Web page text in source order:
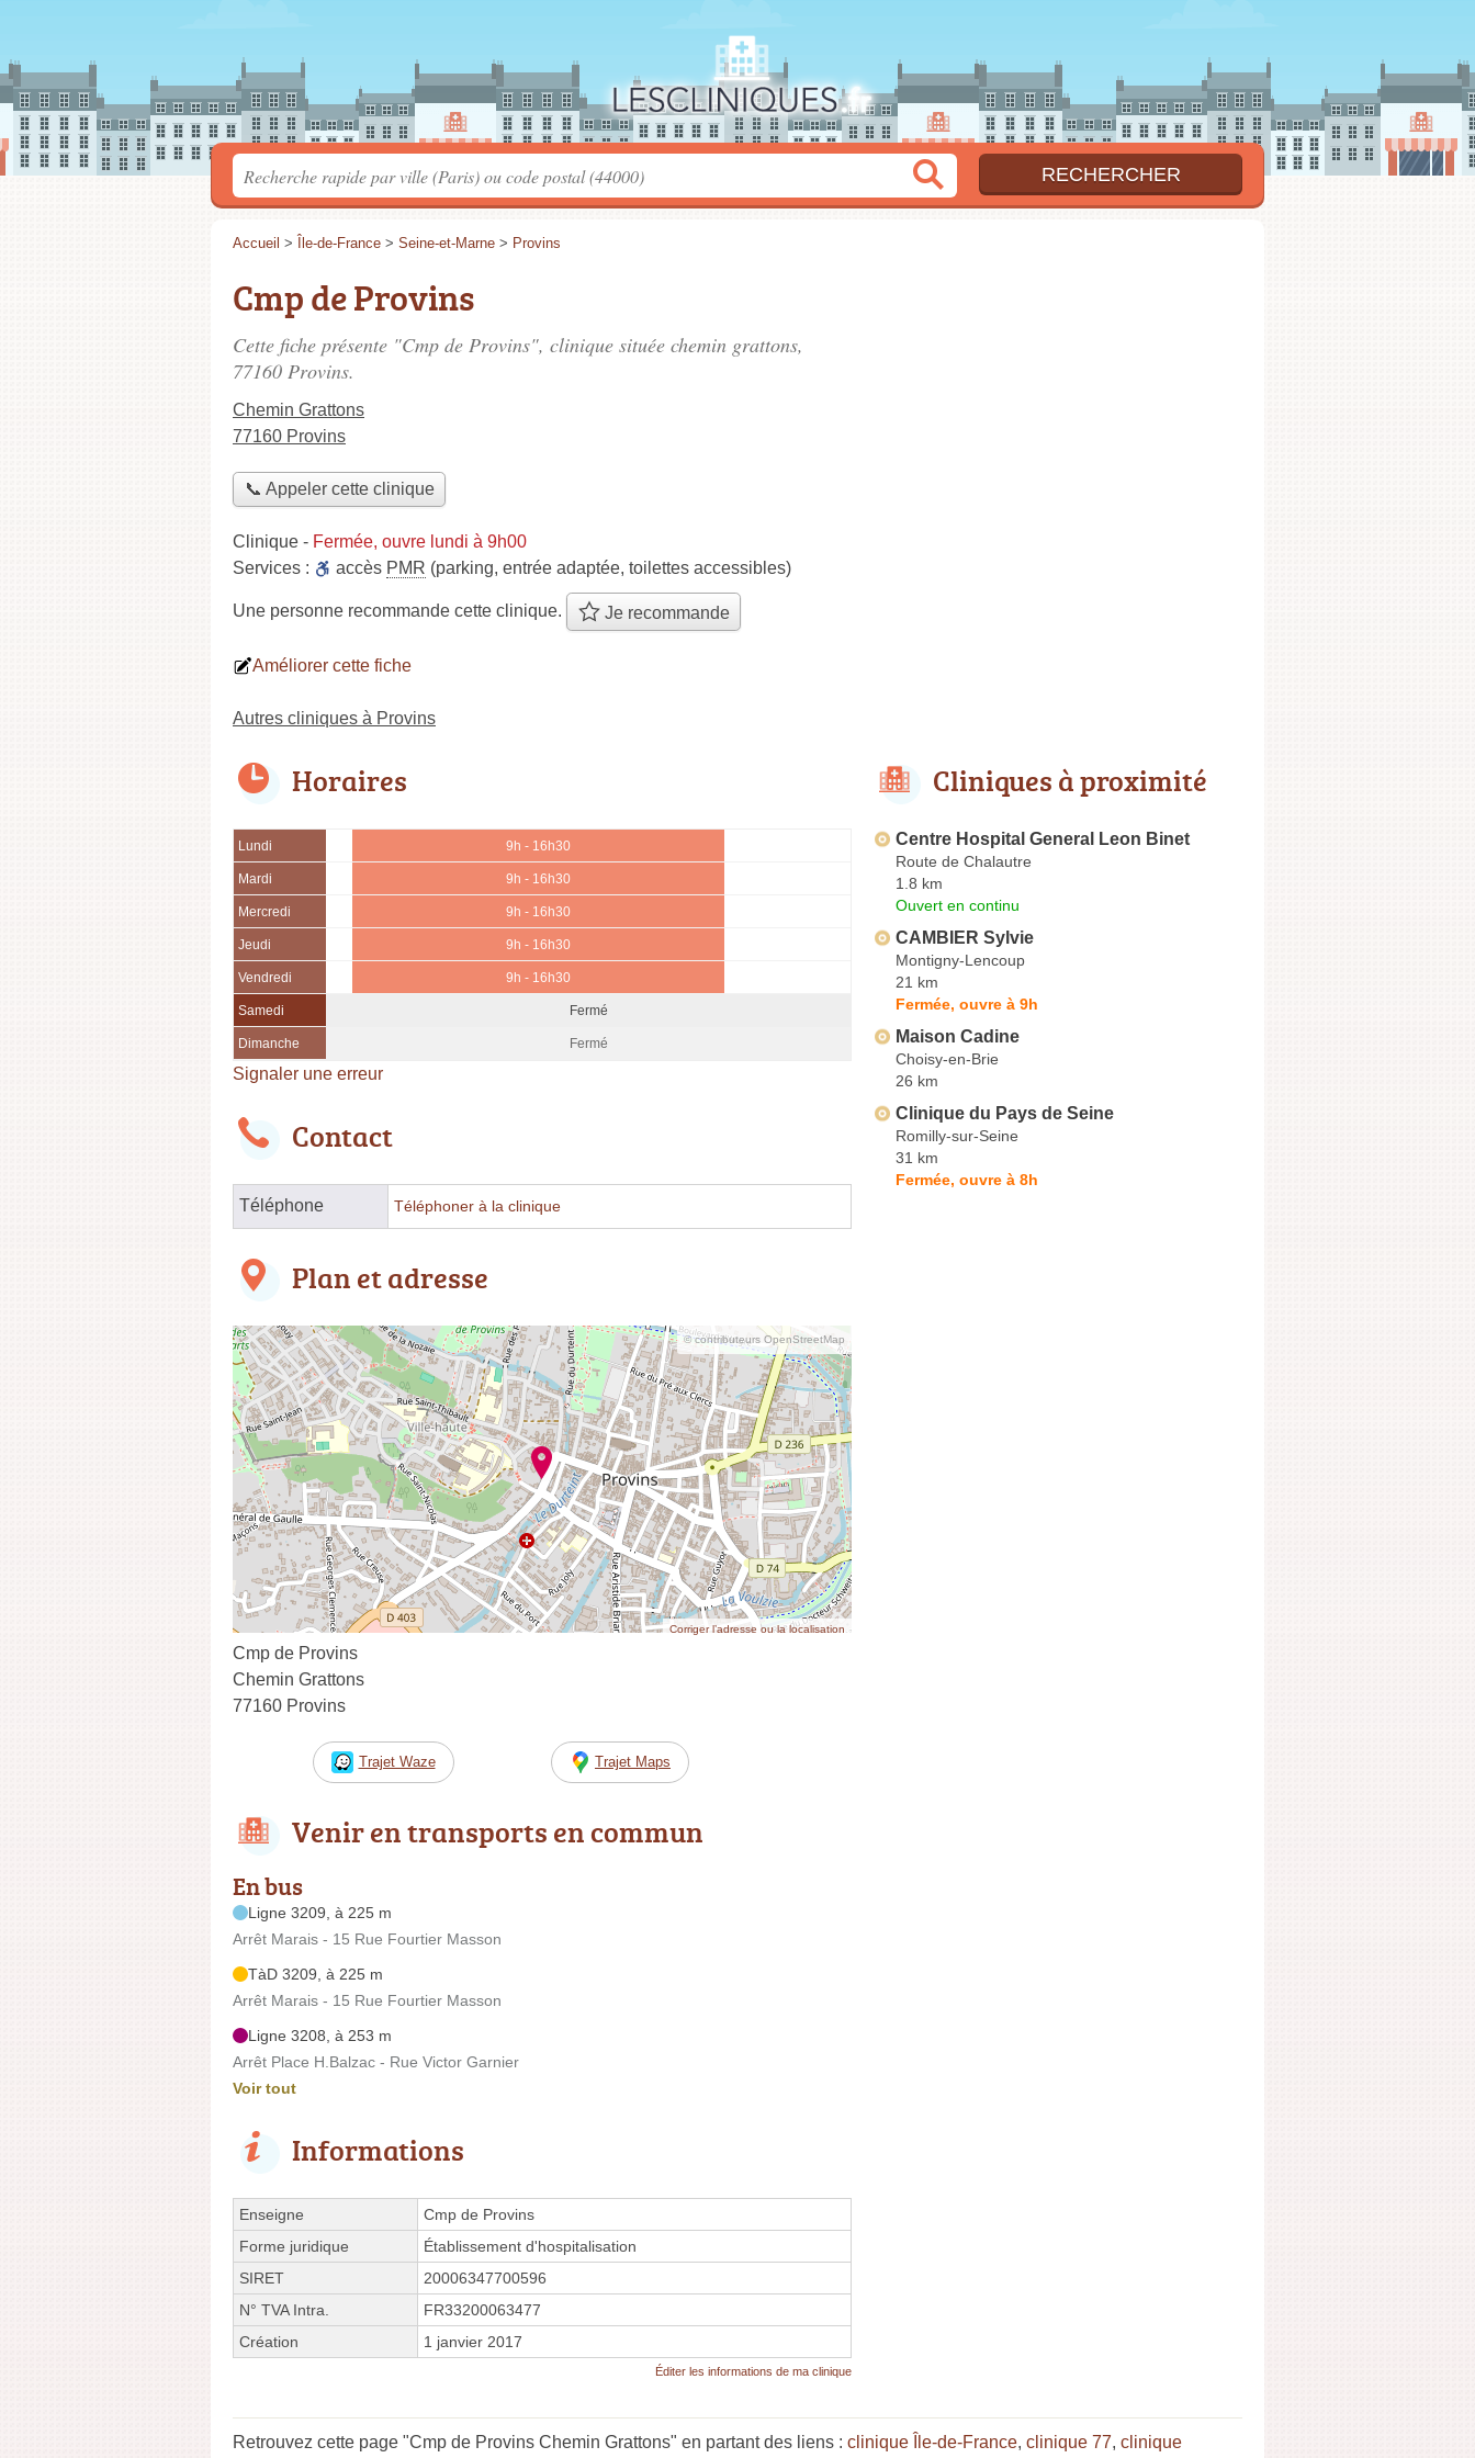
Accueil > Île-de-France > Seine-et-Marne > Provins
Cmp de Provins
Cette fiche présente "Cmp de Provins", clinique située chemin grattons,
77160 Provins.
Chemin Grattons
77160 Provins
📞 Appeler cette clinique
Clinique - Fermée, ouvre lundi à 9h00
Services :
accès PMR (parking, entrée adaptée, toilettes accessibles)
Une personne recommande cette clinique. Je recommande
Améliorer cette fiche
Autres cliniques à Provins
Horaires
Lundi 9h - 16h30
Mardi 9h - 16h30
Mercredi 9h - 16h30
Jeudi 9h - 16h30
Vendredi 9h - 16h30
Samedi Fermé
Dimanche Fermé
Signaler une erreur
Contact
Téléphone Téléphoner à la clinique
Plan et adresse
© contributeurs OpenStreetMap
Corriger l’adresse ou la localisation
Cmp de Provins
Chemin Grattons
77160 Provins
Trajet Waze Trajet Maps
Venir en transports en commun
En bus
Ligne 3209, à 225 m
Arrêt Marais - 15 Rue Fourtier Masson
TàD 3209, à 225 m
Arrêt Marais - 15 Rue Fourtier Masson
Ligne 3208, à 253 m
Arrêt Place H.Balzac - Rue Victor Garnier
Voir tout
Informations
Enseigne
Cmp de Provins
Forme juridique
Établissement d'hospitalisation
SIRET
20006347700596
N° TVA Intra.
FR33200063477
Création
1 janvier 2017
Éditer les informations de ma clinique
Cliniques à proximité
Centre Hospital General Leon Binet
Route de Chalautre
1.8 km
Ouvert en continu
CAMBIER Sylvie
Montigny-Lencoup
21 km
Fermée, ouvre à 9h
Maison Cadine
Choisy-en-Brie
26 km
Clinique du Pays de Seine
Romilly-sur-Seine
31 km
Fermée, ouvre à 8h
Retrouvez cette page "Cmp de Provins Chemin Grattons" en partant des liens : clinique Île-de-France, clinique 77, clinique